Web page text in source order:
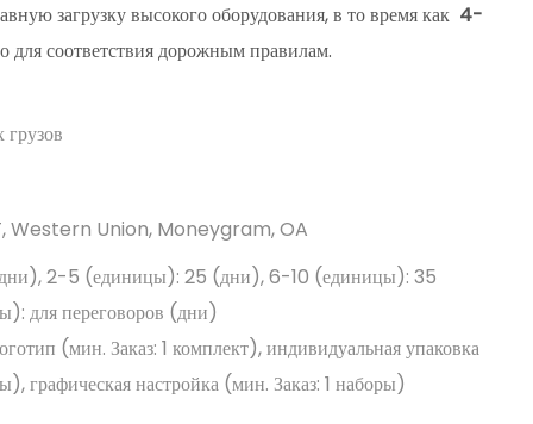
загрузку высокого оборудования, в то время как 4-
для соответствия дорожным правилам.
Western Union, Moneygram, OA
2-5 (единицы): 25 (дни), 6-10 (единицы): 35
для переговоров (дни)
(мин. Заказ: 1 комплект), индивидуальная упаковка
графическая настройка (мин. Заказ: 1 наборы)